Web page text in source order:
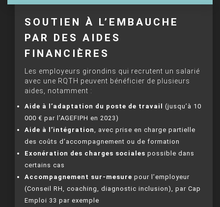
SOUTIEN À L’EMBAUCHE
PAR DES AIDES
FINANCIÈRES
Les employeurs girondins qui recrutent un salarié
avec une RQTH peuvent bénéficier de plusieurs
aides, notamment :
Aide à l’adaptation du poste de travail
(jusqu’à 10
000 € par l’AGEFIPH en 2023)
Aide à l’intégration
, avec prise en charge partielle
des coûts d’accompagnement ou de formation
Exonération des charges sociales possible dans
certains cas
Accompagnement sur-mesure pour l’employeur
(Conseil RH, coaching, diagnostic inclusion), par Cap
Emploi 33 par exemple